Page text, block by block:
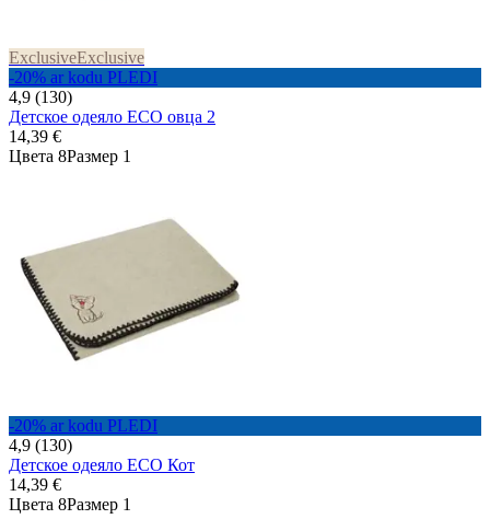
ExclusiveExclusive
-20% ar kodu PLEDI
4,9 (130)
Детское одеяло ECO овца 2
14,39 €
Цвета 8Размер 1
-20% ar kodu PLEDI
4,9 (130)
Детское одеяло ECO Кот
14,39 €
Цвета 8Размер 1